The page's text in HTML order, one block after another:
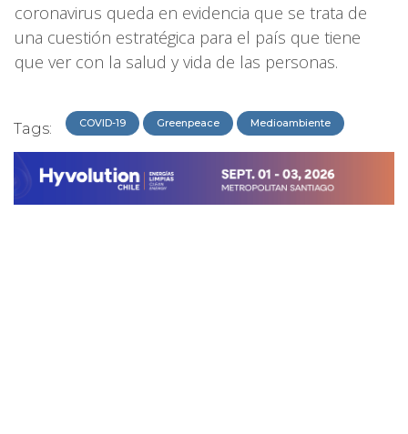
coronavirus queda en evidencia que se trata de
una cuestión estratégica para el país que tiene
que ver con la salud y vida de las personas.
Tags: COVID-19 Greenpeace Medioambiente